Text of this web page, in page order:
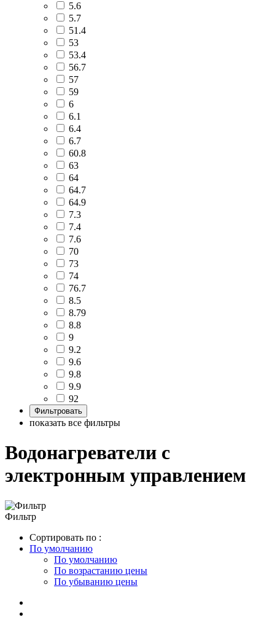
5.6
5.7
51.4
53
53.4
56.7
57
59
6
6.1
6.4
6.7
60.8
63
64
64.7
64.9
7.3
7.4
7.6
70
73
74
76.7
8.5
8.79
8.8
9
9.2
9.6
9.8
9.9
92
показать все фильтры
Водонагреватели с
электронным управлением
Фильтр
Сортировать по :
По умолчанию
По умолчанию
По возрастанию цены
По убыванию цены